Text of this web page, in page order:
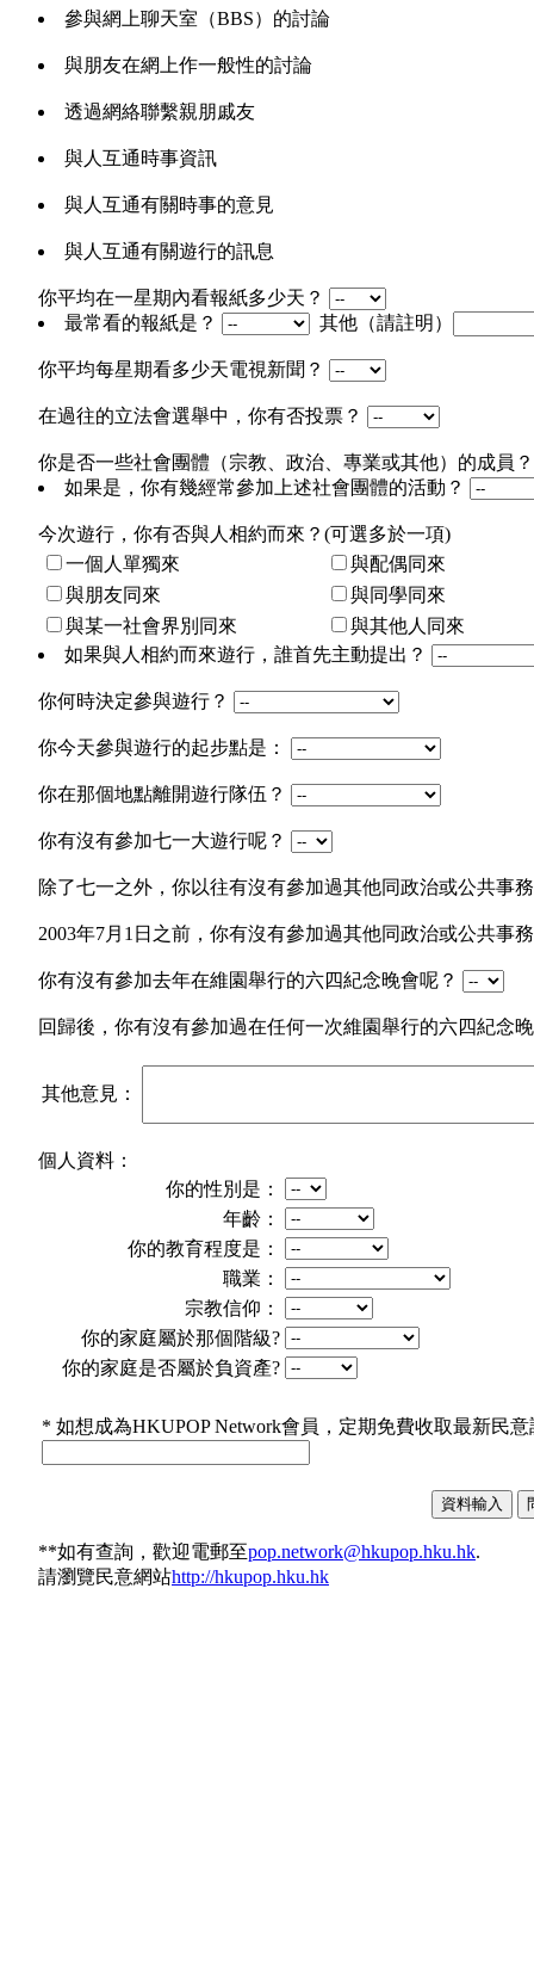
參與網上聊天室（BBS）的討論
與朋友在網上作一般性的討論
透過網絡聯繫親朋戚友
與人互通時事資訊
與人互通有關時事的意見
與人互通有關遊行的訊息
你平均在一星期內看報紙多少天？
最常看的報紙是？
其他（請註明）
你平均每星期看多少天電視新聞？
在過往的立法會選舉中，你有否投票？
你是否一些社會團體（宗教、政治、專業或其他）的成員
如果是，你有幾經常參加上述社會團體的活動？
今次遊行，你有否與人相約而來？(可選多於一項)
一個人單獨來
與配偶同來
與朋友同來
與同學同來
與某一社會界別同來
與其他人同來
如果與人相約而來遊行，誰首先主動提出？
你何時決定參與遊行？
你今天參與遊行的起步點是：
你在那個地點離開遊行隊伍？
你有沒有參加七一大遊行呢？
除了七一之外，你以往有沒有參加過其他同政治或公共事
2003年7月1日之前，你有沒有參加過其他同政治或公共事
你有沒有參加去年在維園舉行的六四紀念晚會呢？
回歸後，你有沒有參加過在任何一次維園舉行的六四紀念
其他意見：
個人資料：
你的性別是：
年齡：
你的教育程度是：
職業：
宗教信仰：
你的家庭屬於那個階級?
你的家庭是否屬於負資產?
* 如想成為HKUPOP Network會員，定期免費收取最新民
**如有查詢，歡迎電郵至pop.network@hkupop.hku.hk.
請瀏覽民意網站http://hkupop.hku.hk